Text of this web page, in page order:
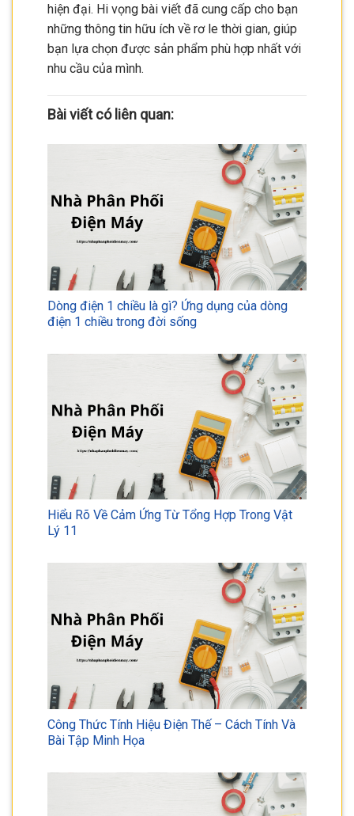
hiện đại. Hi vọng bài viết đã cung cấp cho bạn
những thông tin hữu ích về rơ le thời gian, giúp
bạn lựa chọn được sản phẩm phù hợp nhất với
nhu cầu của mình.
Bài viết có liên quan:
Dòng điện 1 chiều là gì? Ứng dụng của dòng
điện 1 chiều trong đời sống
Hiểu Rõ Về Cảm Ứng Từ Tổng Hợp Trong Vật
Lý 11
Công Thức Tính Hiệu Điện Thế – Cách Tính Và
Bài Tập Minh Họa